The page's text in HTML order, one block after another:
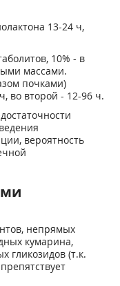
13-24 ч,
10% - в
массами.
почками)
во второй - 12-96 ч.
вероятность
непрямых
кумарина,
гликозидов (т.к.